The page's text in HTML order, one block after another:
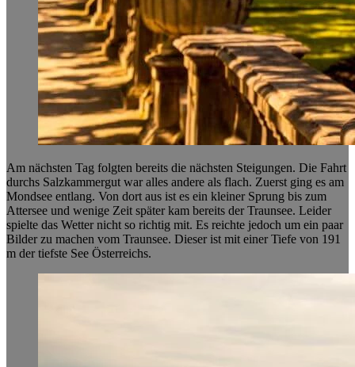
Am nächsten Tag folgten bereits die nächsten Steigungen. Die Fahrt
durchs Salzkammergut war alles andere als flach. Zuerst ging es am
Mondsee entlang. Von dort aus ist es ein kleiner Sprung bis zum
Attersee und wenige Zeit später kam bereits der Traunsee. Leider
spielte das Wetter nicht so richtig mit. Es reichte jedoch um ein paar
Bilder zu machen vom Traunsee. Dieser ist mit einer Tiefe von 191
m der tiefste See Österreichs.